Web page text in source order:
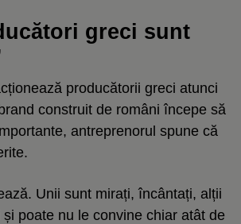
greci sunt
producătorii greci atunci
construit de români începe să
antreprenorul spune că
Unii sunt mirați, încântați, alții
poate nu le convine chiar atât de